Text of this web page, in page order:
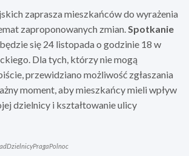
zaprasza mieszkańców do wyrażenia
zaproponowanych zmian.Spotkanie
się 24 listopada o godzinie 18 w
Dla tych, którzy nie mogą
przewidziano możliwość zgłaszania
moment, aby mieszkańcy mieli wpływ
dzielnicy i kształtowanie ulicy